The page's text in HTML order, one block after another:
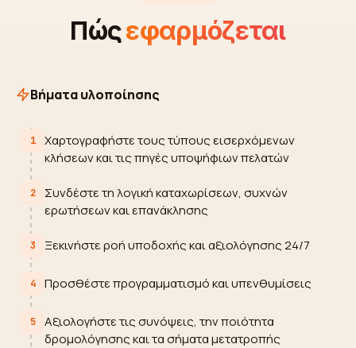
Πώςεφαρμόζεται
Βήματα υλοποίησης
1
Χαρτογραφήστε τους τύπους εισερχόμενων
κλήσεων και τις πηγές υποψήφιων πελατών
2
Συνδέστε τη λογική καταχωρίσεων, συχνών
ερωτήσεων και επανάκλησης
3 Ξεκινήστε ροή υποδοχής και αξιολόγησης 24/7
4 Προσθέστε προγραμματισμό και υπενθυμίσεις
5
Αξιολογήστε τις συνόψεις, την ποιότητα
δρομολόγησης και τα σήματα μετατροπής